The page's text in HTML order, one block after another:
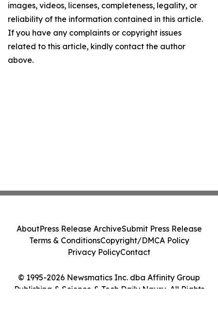
images, videos, licenses, completeness, legality, or
reliability of the information contained in this article.
If you have any complaints or copyright issues
related to this article, kindly contact the author
above.
© 1995-2026 Newsmatics Inc. dba Affinity Group
Publishing & Science & Tech Daily Nauru. All Rights
AboutPress Release ArchiveSubmit Press Release
Terms & ConditionsCopyright/DMCA Policy
Privacy PolicyContact